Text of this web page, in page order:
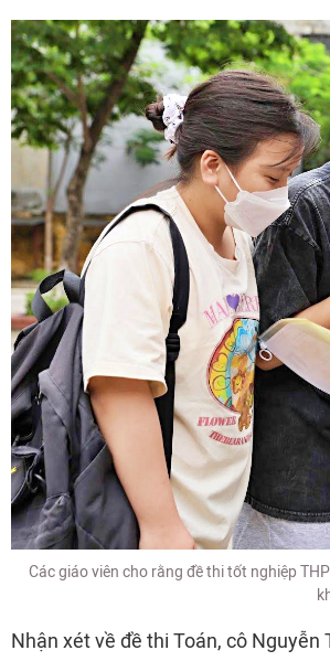
Các giáo viên cho rằng đề thi tốt nghiệp
Nhận xét về đề thi Toán, cô Nguyễn